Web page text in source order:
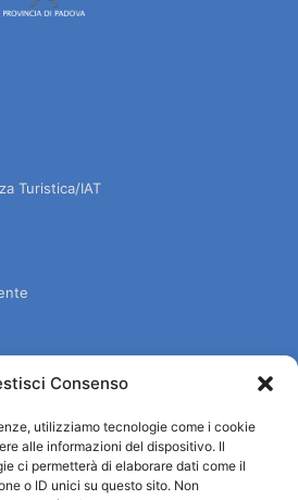
Consenso
utilizziamo tecnologie come i cookie
alle informazioni del dispositivo. Il
ci permetterà di elaborare dati come il
o ID unici su questo sito. Non
Turistica/IAT